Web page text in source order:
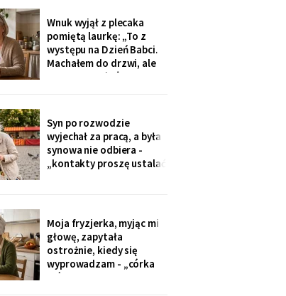
prześwietlenie biodra.
„Mamo, od tego jest
teraz taksówka dla
seniorów, zamów sobie".
Zamówiłam - kierowca
Wnuk wyjął z plecaka
pomiętą laurkę: „To z
występu na Dzień Babci.
Machałem do drzwi, ale
nie przyszłaś". Żadnego
przekazuje je przez
rodziców. Córka
wzruszyła ramionami:
„No zapomniałam, mamo,
tyle się teraz
Syn po rozwodzie
wyjechał za pracą, a była
synowa nie odbiera -
„kontakty proszę ustalać
na rynku młodszy mnie
zobaczył, wyrwał jej się z
ręki i przybiegł. Zdążyłam
tylko przytulić.
Moja fryzjerka, myjąc mi
głowę, zapytała
ostrożnie, kiedy się
wyprowadzam - „córka
mówiła u nas w salonie,